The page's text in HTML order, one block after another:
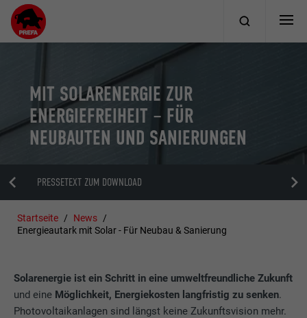
MIT SOLARENERGIE ZUR
ENERGIEFREIHEIT – FÜR
NEUBAUTEN UND SANIERUNGEN
PRESSETEXT ZUM DOWNLOAD
Startseite
News
Energieautark mit Solar - Für Neubau & Sanierung
Solarenergie ist ein Schritt in eine umweltfreundliche Zukunft
und eine Möglichkeit, Energiekosten langfristig zu senken.
Photovoltaikanlagen sind längst keine Zukunftsvision mehr.